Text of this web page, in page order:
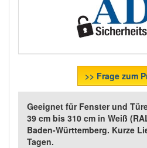
>> Frage zum
Geeignet für Fenster und
39 cm bis 310 cm in Weiß
Baden-Württemberg. Kurze
Tagen.